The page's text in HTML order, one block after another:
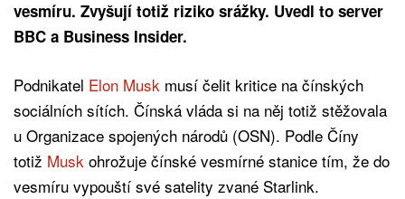
vesmíru. Zvyšují totiž riziko srážky. Uvedl to server
BBC a Business Insider.
Podnikatel Elon Musk musí čelit kritice na čínských
sociálních sítích. Čínská vláda si na něj totiž stěžovala
u Organizace spojených národů (OSN). Podle Číny
totiž Musk ohrožuje čínské vesmírné stanice tím, že do
vesmíru vypouští své satelity zvané Starlink.